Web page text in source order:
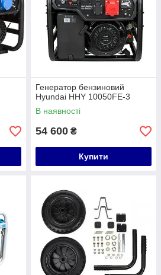
Генератор бензиновий
Hyundai HHY 10050FE-3
В наявності
54 600 ₴
Купити